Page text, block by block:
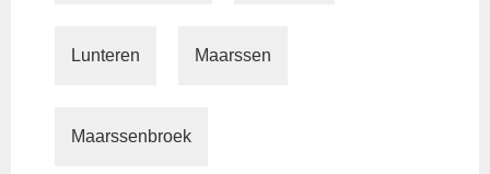
Lunteren Maarssen
Maarssenbroek